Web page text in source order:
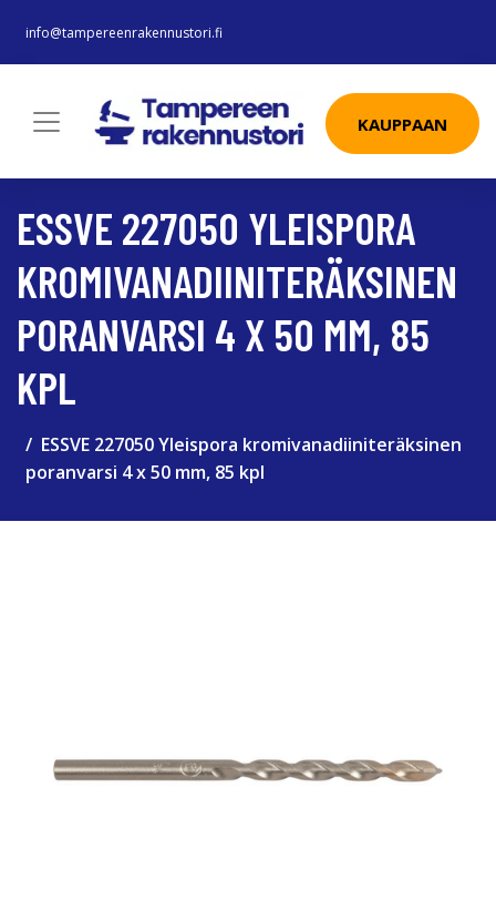
info@tampereenrakennustori.fi
KAUPPAAN
ESSVE 227050 YLEISPORA
KROMIVANADIINITERÄKSINEN
PORANVARSI 4 X 50 MM, 85
KPL
ESSVE 227050 Yleispora kromivanadiiniteräksinen
poranvarsi 4 x 50 mm, 85 kpl